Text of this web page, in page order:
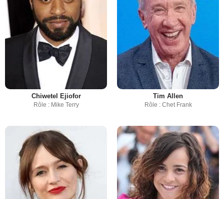
Chiwetel Ejiofor
Rôle : Mike Terry
Tim Allen
Rôle : Chet Frank